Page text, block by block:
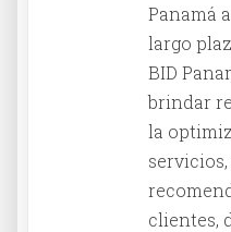
Panamá
largo
BID
brindar
la
clientes,